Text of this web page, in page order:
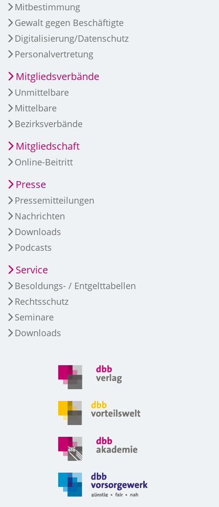
Mitbestimmung
Gewalt gegen Beschäftigte
Digitalisierung/Datenschutz
Personalvertretung
Mitgliedsverbände
Unmittelbare
Mittelbare
Bezirksverbände
Mitgliedschaft
Online-Beitritt
Presse
Pressemitteilungen
Nachrichten
Downloads
Podcasts
Service
Besoldungs- / Entgelttabellen
Rechtsschutz
Seminare
Downloads